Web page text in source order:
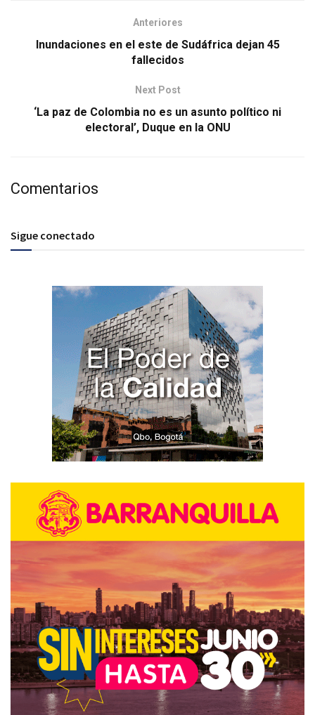
Anteriores
Inundaciones en el este de Sudáfrica dejan 45
fallecidos
Next Post
‘La paz de Colombia no es un asunto político ni
electoral’, Duque en la ONU
Comentarios
Sigue conectado